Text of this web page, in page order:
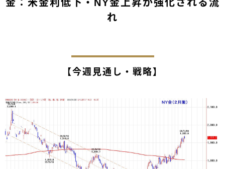
金：米金利低下・NY金上昇が強化される流
れ
【今週見通し・戦略】